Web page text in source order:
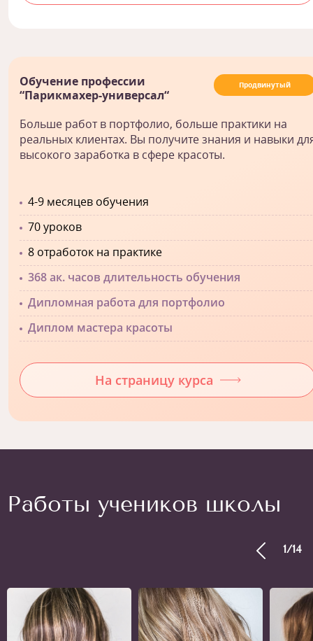
Продвинутый
Обучение профессии
“Парикмахер-универсал“
Больше работ в портфолио, больше практики на
реальных клиентах. Вы получите знания и навыки
высокого заработка в сфере красоты.
4-9 месяцев обучения
70 уроков
8 отработок на практике
368 ак. часов длительность обучения
Дипломная работа для портфолио
Диплом мастера красоты
На страницу курса
Работы учеников школы
1/14